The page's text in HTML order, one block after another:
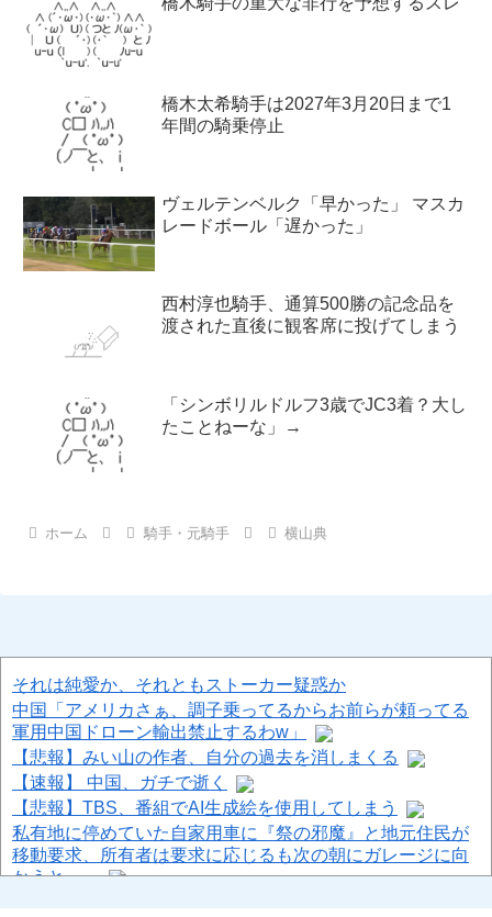
橋木太希騎手は2027年3月20日まで1
年間の騎乗停止
ヴェルテンベルク「早かった」 マスカ
レードボール「遅かった」
西村淳也騎手、通算500勝の記念品を
渡された直後に観客席に投げてしまう
「シンボリルドルフ3歳でJC3着？大し
たことねーな」→
ホーム 騎手・元騎手 横山典
それは純愛か、それともストーカー疑惑か
中国「アメリカさぁ、調子乗ってるからお前らが頼ってる
軍用中国ドローン輸出禁止するわw」
【悲報】みい山の作者、自分の過去を消しまくる
【速報】 中国、ガチで逝く
【悲報】TBS、番組でAI生成絵を使用してしまう
私有地に停めていた自家用車に『祭の邪魔』と地元住民が
移動要求、所有者は要求に応じるも次の朝にガレージに向
かうと……